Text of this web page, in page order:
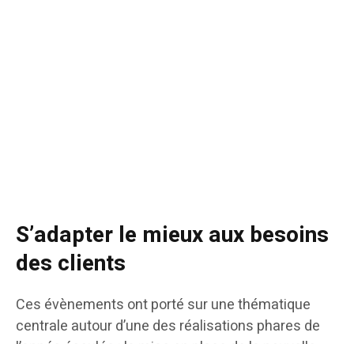
S’adapter le mieux aux besoins
des clients
Ces évènements ont porté sur une thématique
centrale autour d’une des réalisations phares de